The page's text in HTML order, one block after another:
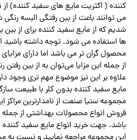
کننده ( اکثریت مایع های سفید کننده) از
می توانند باعث از بین رفتگی البسه رنگی
شدیم که از مایع سفید کننده برای از
ها استفاده می شود. توجه داشته باشید
محصول گران تر می باشد اما دارای
از جمله این مزایا می‌توان به از بین رفتن
علاوه بر این نیز موضوع مهم تری وجود
مایع سفید کننده بدون کلر با طبیعت
مجموعه ستیا صنعت از نامدارترین مراکز
فروش انواع محصولات بهداشتی از
باشد. جهت خرید انواع مایع سفید
این مجموعه مراجعه نمایید و نسبت